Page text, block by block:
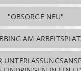
"OBSORGE NEU"
AM